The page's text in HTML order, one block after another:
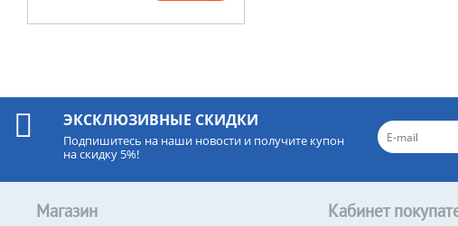
ЭКСКЛЮЗИВНЫЕ СКИДКИ
Подпишитесь на наши новости и получите купон
на скидку 5%!
Магазин Кабинет